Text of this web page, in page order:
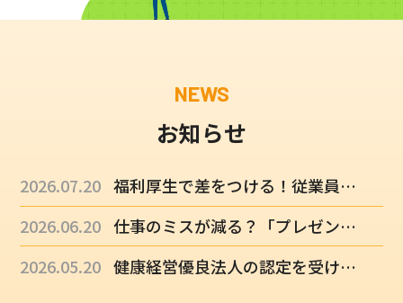
NEWS
お知らせ
福利厚生で差をつける！従業員に「この会社でずっと働きたい」と思ってもらうには
2026.07.20
仕事のミスが減る？「プレゼンティーズム」対策の具体的な手順
2026.06.20
健康経営優良法人の認定を受けると「融資」が有利になる？
2026.05.20